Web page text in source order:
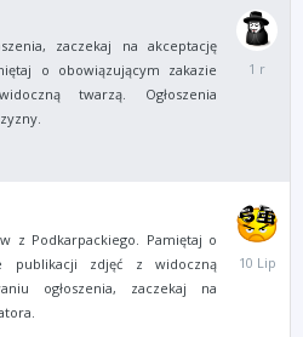
zaczekaj na akceptację
o obowiązującym zakazie
twarzą. Ogłoszenia
13
z Podkarpackiego. Pamiętaj o
publikacji zdjęć z widoczną
ogłoszenia, zaczekaj na
10
Lipca